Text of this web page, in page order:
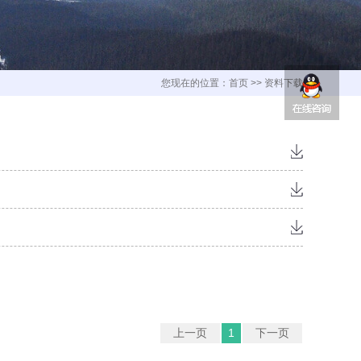
您现在的位置： 首页 >> 资料下载
上一页 1 下一页